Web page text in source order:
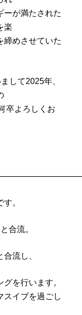
ーが満たされた
楽
締めさせていた
して2025年、
卒よろしくお
。
合流。
流し、
を行います。
スイブを過ごし